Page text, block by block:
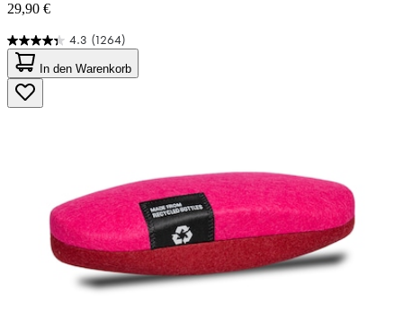
29,90 €
4.3 (1264)
4.3
von
5
Sternen.
1264
In den Warenkorb